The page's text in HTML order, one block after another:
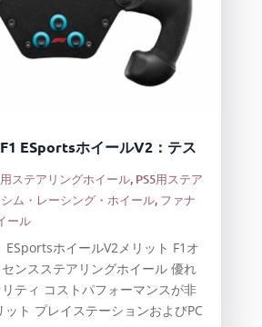
ESportsホイールV2：テス
ステアリングホイール, PS5用ステア
シム・レーシング・ホイール, ファナ
ール
ESportsホイールV2メリット F1オ
ンスステアリングホイール 優れ
ティ コストパフォーマンスが非
ト プレイステーションおよびPC